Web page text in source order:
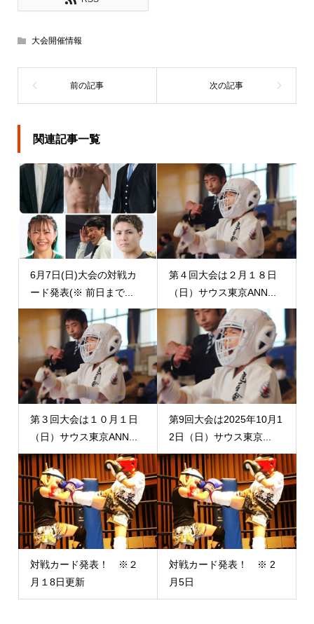
大会開催情報
関連記事一覧
6月7日(日)大会の対戦カ
ード発表(※ 前日まで...
第４回大会は２月１８日
（日）サウス東京ANN...
第３回大会は１０月１日
（日）サウス東京ANN...
第9回大会は2025年10月1
2日（日）サウス東京...
対戦カード発表！ ※２
月１8日更新
対戦カード発表！ ※ 2
月5日